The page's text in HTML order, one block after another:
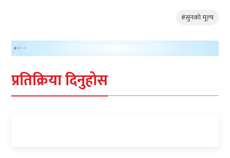
#सुनकाे मूल्य
प्रतिक्रिया दिनुहोस